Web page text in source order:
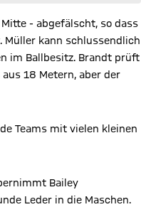
- abgefälscht, so dass
Müller kann schlussendlich
im Ballbesitz. Brandt prüft
18 Metern, aber der
Teams mit vielen kleinen
Bailey
Leder in die Maschen.